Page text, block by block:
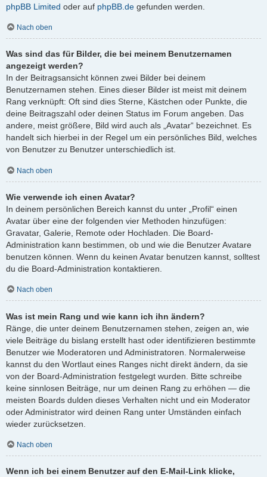
phpBB Limited oder auf phpBB.de gefunden werden.
Nach oben
Was sind das für Bilder, die bei meinem Benutzernamen
angezeigt werden?
In der Beitragsansicht können zwei Bilder bei deinem
Benutzernamen stehen. Eines dieser Bilder ist meist mit deinem
Rang verknüpft: Oft sind dies Sterne, Kästchen oder Punkte, die
deine Beitragszahl oder deinen Status im Forum angeben. Das
andere, meist größere, Bild wird auch als „Avatar“ bezeichnet. Es
handelt sich hierbei in der Regel um ein persönliches Bild, welches
von Benutzer zu Benutzer unterschiedlich ist.
Nach oben
Wie verwende ich einen Avatar?
In deinem persönlichen Bereich kannst du unter „Profil“ einen
Avatar über eine der folgenden vier Methoden hinzufügen:
Gravatar, Galerie, Remote oder Hochladen. Die Board-
Administration kann bestimmen, ob und wie die Benutzer Avatare
benutzen können. Wenn du keinen Avatar benutzen kannst, solltest
du die Board-Administration kontaktieren.
Nach oben
Was ist mein Rang und wie kann ich ihn ändern?
Ränge, die unter deinem Benutzernamen stehen, zeigen an, wie
viele Beiträge du bislang erstellt hast oder identifizieren bestimmte
Benutzer wie Moderatoren und Administratoren. Normalerweise
kannst du den Wortlaut eines Ranges nicht direkt ändern, da sie
von der Board-Administration festgelegt wurden. Bitte schreibe
keine sinnlosen Beiträge, nur um deinen Rang zu erhöhen — die
meisten Boards dulden dieses Verhalten nicht und ein Moderator
oder Administrator wird deinen Rang unter Umständen einfach
wieder zurücksetzen.
Nach oben
Wenn ich bei einem Benutzer auf den E-Mail-Link klicke,